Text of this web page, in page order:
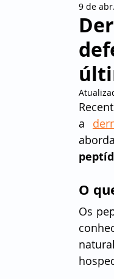
9 de
a
O
Os